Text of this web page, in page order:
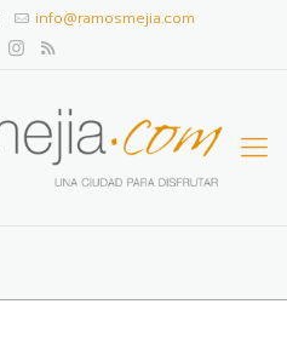
info@ramosmejia.com